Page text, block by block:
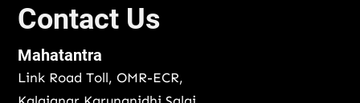
Contact Us
Mahatantra
Link Road Toll, OMR-ECR,